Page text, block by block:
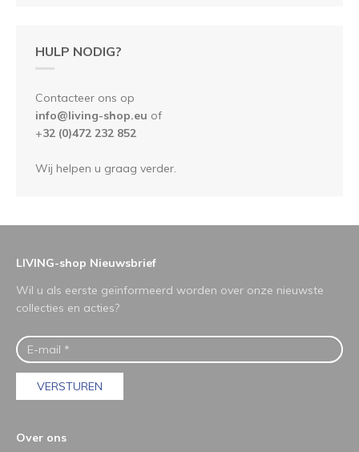
HULP NODIG?
Contacteer ons op
info@living-shop.eu of
+32 (0)472 232 852
Wij helpen u graag verder.
LIVING-shop Nieuwsbrief
Wil u als eerste geïnformeerd worden over onze nieuwste
collecties en acties?
VERSTUREN
Over ons